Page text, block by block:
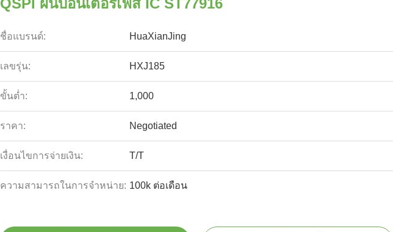
QSPI ผนับอินเตอร์เฟส IC ST77916
ชื่อแบรนด์: HuaXianJing
เลขรุ่น: HXJ185
ขั้นต่ำ: 1,000
ราคา: Negotiated
เงื่อนไขการจ่ายเงิน: T/T
ความสามารถในการจําหน่าย: 100k ต่อเดือน